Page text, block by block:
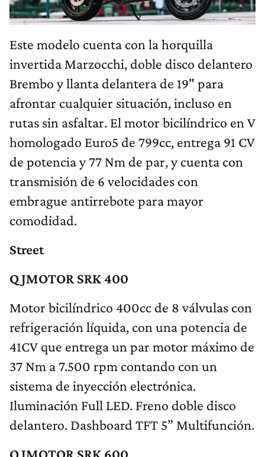
Este modelo cuenta con la horquilla
invertida Marzocchi, doble disco delantero
Brembo y llanta delantera de 19" para
afrontar cualquier situación, incluso en
rutas sin asfaltar. El motor bicilíndrico en V
homologado Euro5 de 799cc, entrega 91 CV
de potencia y 77 Nm de par, y cuenta con
transmisión de 6 velocidades con
embrague antirrebote para mayor
comodidad.
Stre​et
QJMOTOR SRK 400
Motor bicilíndrico 400cc de 8 válvulas con
refrigeración líquida, con una potencia de
41CV que entrega un par motor máximo de
37 Nm a 7.500 rpm contando con un
sistema de inyección electrónica.
Iluminación Full LED. Freno doble disco
delantero. Dashboard TFT 5” Multifunción.